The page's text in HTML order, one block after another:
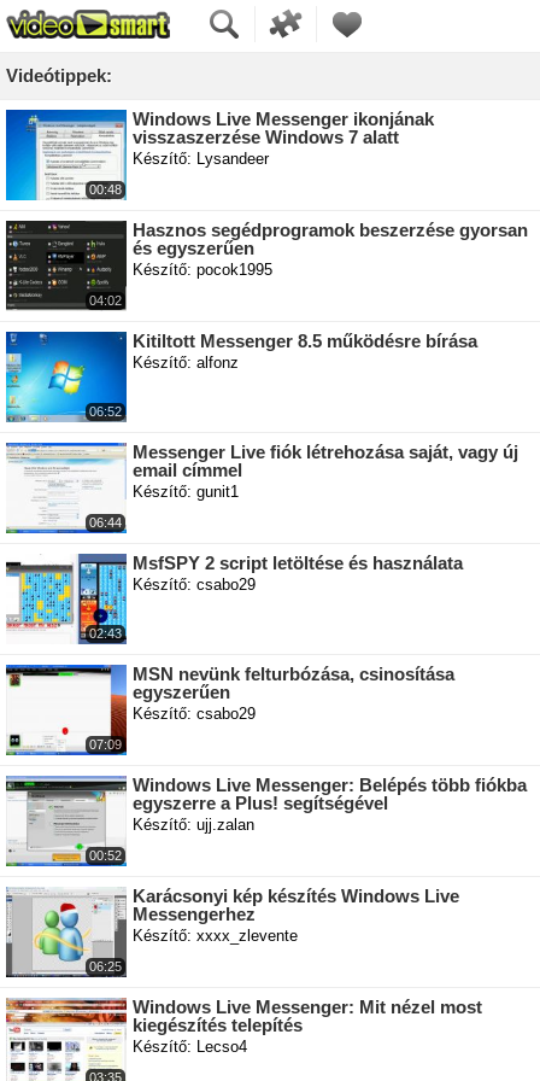
Videótippek:
00:48
Windows Live Messenger ikonjának
visszaszerzése Windows 7 alatt
Készítő: Lysandeer
04:02
Hasznos segédprogramok beszerzése gyorsan
és egyszerűen
Készítő: pocok1995
06:52
Kitiltott Messenger 8.5 működésre bírása
Készítő: alfonz
06:44
Messenger Live fiók létrehozása saját, vagy új
email címmel
Készítő: gunit1
02:43
MsfSPY 2 script letöltése és használata
Készítő: csabo29
07:09
MSN nevünk felturbózása, csinosítása
egyszerűen
Készítő: csabo29
00:52
Windows Live Messenger: Belépés több fiókba
egyszerre a Plus! segítségével
Készítő: ujj.zalan
06:25
Karácsonyi kép készítés Windows Live
Messengerhez
Készítő: xxxx_zlevente
03:35
Windows Live Messenger: Mit nézel most
kiegészítés telepítés
Készítő: Lecso4